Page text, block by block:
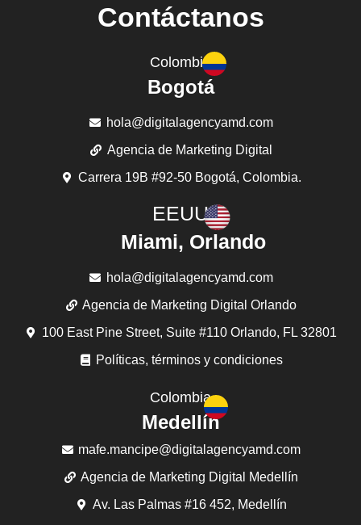
Contáctanos
Colombia
Bogotá
hola@digitalagencyamd.com
Agencia de Marketing Digital
Carrera 19B #92-50 Bogotá, Colombia.
EEUU
Miami, Orlando
hola@digitalagencyamd.com
Agencia de Marketing Digital Orlando
100 East Pine Street, Suite #110 Orlando, FL 32801
Políticas, términos y condiciones
Colombia
Medellín
mafe.mancipe@digitalagencyamd.com
Agencia de Marketing Digital Medellín
Av. Las Palmas #16 452, Medellín